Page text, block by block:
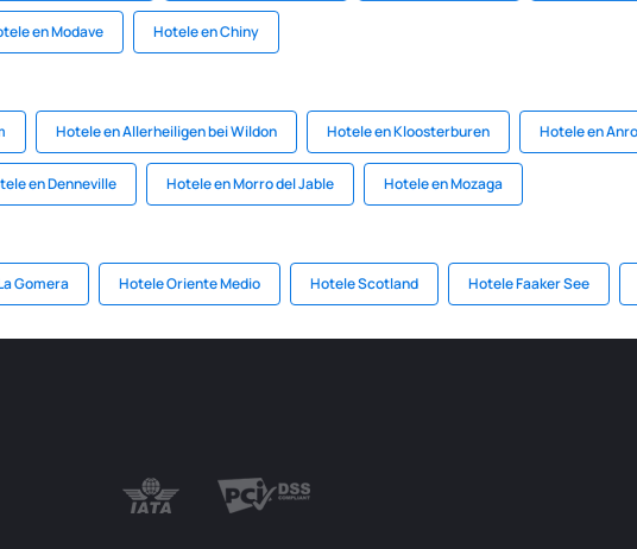
en Modave Hotele en Chiny
Hotele en Allerheiligen bei Wildon Hotele en Kloosterburen Hotele en
en Denneville Hotele en Morro del Jable Hotele en Mozaga
Gomera Hotele Oriente Medio Hotele Scotland Hotele Faaker See